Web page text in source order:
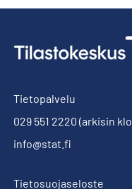
Tietopalvelu
029 551 2220 (arkisin
info@stat.fi
Tietosuojaseloste